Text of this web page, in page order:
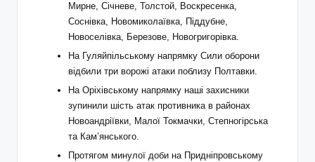
Мирне, Січневе, Толстой, Воскресенка,
Соснівка, Новомиколаївка, Піддубне,
Новоселівка, Березове, Новогригорівка.
На Гуляйпільському напрямку Сили оборони
відбили три ворожі атаки поблизу Полтавки.
На Оріхівському напрямку наші захисники
зупинили шість атак противника в районах
Новоандріївки, Малої Токмачки, Степногірська
та Кам’янського.
Протягом минулої доби на Придніпровському